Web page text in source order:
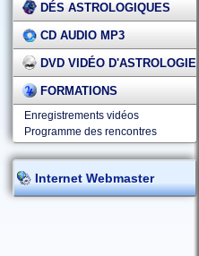
DÉS ASTROLOGIQUES
CD AUDIO MP3
DVD VIDÉO D'ASTROLOGIE
FORMATIONS
Enregistrements vidéos
Programme des rencontres
Internet Webmaster